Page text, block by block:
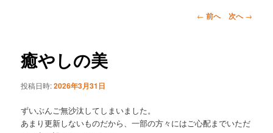
投
← 前へ 次へ→
癒やしの美
投稿日時:2026年3月31日
ずいぶんご無沙汰してしまいました。
あまり更新しないものだから、一部の方々にはご心配までいただ